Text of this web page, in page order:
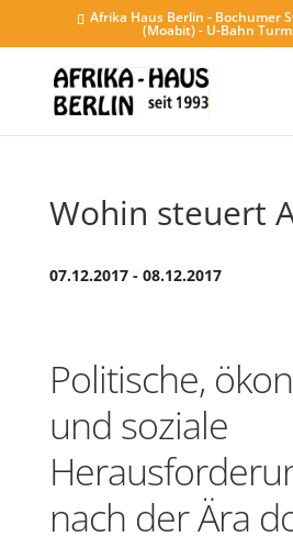
Afrika Haus Berlin - Bochumer
(Moabit) - U-Bahn
Wohin steuert
07.12.2017 - 08.12.2017
Politische,
und soziale
nach der Ära